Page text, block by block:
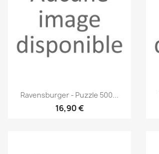
Aperçu rapide
Ravensburger - Puzzle 500...
16,90 €